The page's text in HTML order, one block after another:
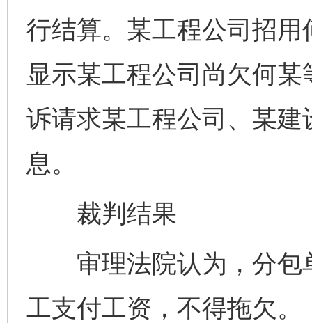
行结算。某工程公司招
显示某工程公司尚欠何
诉请求某工程公司、某
息。
裁判结果
审理法院认为，分包
工支付工资，不得拖欠